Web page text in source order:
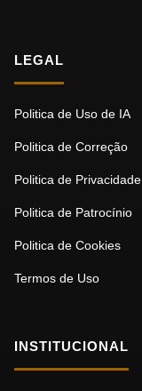
LEGAL
Politica de Uso de IA
Politica de Correção
Politica de Privacidade
Politica de Patrocínio
Politica de Cookies
Termos de Uso
INSTITUCIONAL